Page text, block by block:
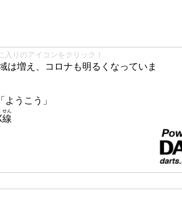
入りのアイコンをクリック！
は増え、コロナも明るくなっていま
「ようこう」
線
せん